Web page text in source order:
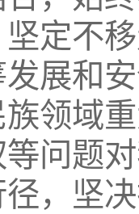
定不
展和
领域
问题
，坚